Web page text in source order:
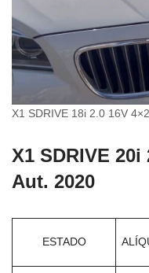
X1 SDRIVE 18i 2.0 16V
X1 SDRIVE
Aut. 2020
ESTADO